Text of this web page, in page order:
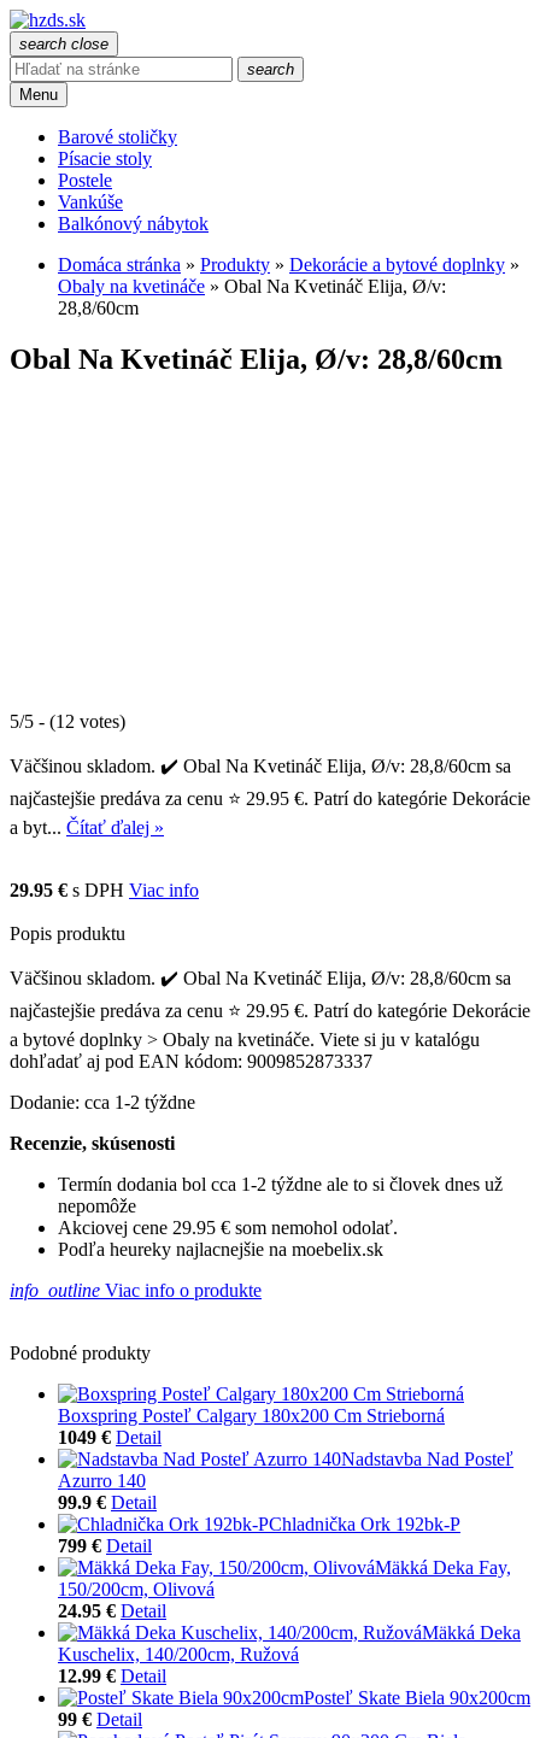
search close
search
Menu
Barové stoličky
Písacie stoly
Postele
Vankúše
Balkónový nábytok
Domáca stránka » Produkty » Dekorácie a bytové doplnky »
Obaly na kvetináče » Obal Na Kvetináč Elija, Ø/v:
28,8/60cm
Obal Na Kvetináč Elija, Ø/v: 28,8/60cm
5/5 - (12 votes)
Väčšinou skladom. ✔️ Obal Na Kvetináč Elija, Ø/v: 28,8/60cm sa
najčastejšie predáva za cenu ⭐ 29.95 €. Patrí do kategórie Dekorácie
a byt... Čítať ďalej »
29.95 € s DPH Viac info
Popis produktu
Väčšinou skladom. ✔️ Obal Na Kvetináč Elija, Ø/v: 28,8/60cm sa
najčastejšie predáva za cenu ⭐ 29.95 €. Patrí do kategórie Dekorácie
a bytové doplnky > Obaly na kvetináče. Viete si ju v katalógu
dohľadať aj pod EAN kódom: 9009852873337
Dodanie: cca 1-2 týždne
Recenzie, skúsenosti
Termín dodania bol cca 1-2 týždne ale to si človek dnes už
nepomôže
Akciovej cene 29.95 € som nemohol odolať.
Podľa heureky najlacnejšie na moebelix.sk
info_outline Viac info o produkte
Podobné produkty
Boxspring Posteľ Calgary 180x200 Cm Strieborná
1049 € Detail
Nadstavba Nad Posteľ
Azurro 140
99.9 € Detail
Chladnička Ork 192bk-P
799 € Detail
Mäkká Deka Fay,
150/200cm, Olivová
24.95 € Detail
Mäkká Deka
Kuschelix, 140/200cm, Ružová
12.99 € Detail
Posteľ Skate Biela 90x200cm
99 € Detail